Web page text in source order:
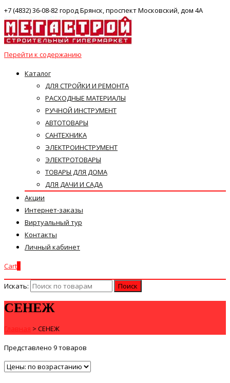
+7 (4832) 36-08-82 город Брянск, проспект Московский, дом 4А
Перейти к содержанию
Каталог
ДЛЯ СТРОЙКИ И РЕМОНТА
РАСХОДНЫЕ МАТЕРИАЛЫ
РУЧНОЙ ИНСТРУМЕНТ
АВТОТОВАРЫ
САНТЕХНИКА
ЭЛЕКТРОИНСТРУМЕНТ
ЭЛЕКТРОТОВАРЫ
ТОВАРЫ ДЛЯ ДОМА
ДЛЯ ДАЧИ И САДА
Акции
Интернет-заказы
Виртуальный тур
Контакты
Личный кабинет
Cart
Искать:
СЕНЕЖ
Главная > СЕНЕЖ
Представлено 9 товаров